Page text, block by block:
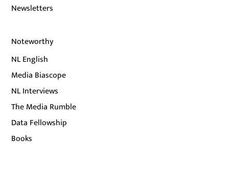
Newsletters
Noteworthy
NL English
Media Biascope
NL Interviews
The Media Rumble
Data Fellowship
Books